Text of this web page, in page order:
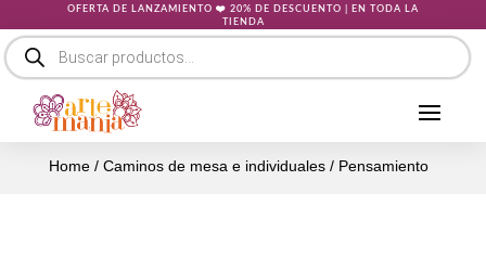
OFERTA DE LANZAMIENTO ❤️ 20% DE DESCUENTO | EN TODA LA
TIENDA
Búsqueda
productos
Home/ Caminos de mesa e individuales/ Pensamiento